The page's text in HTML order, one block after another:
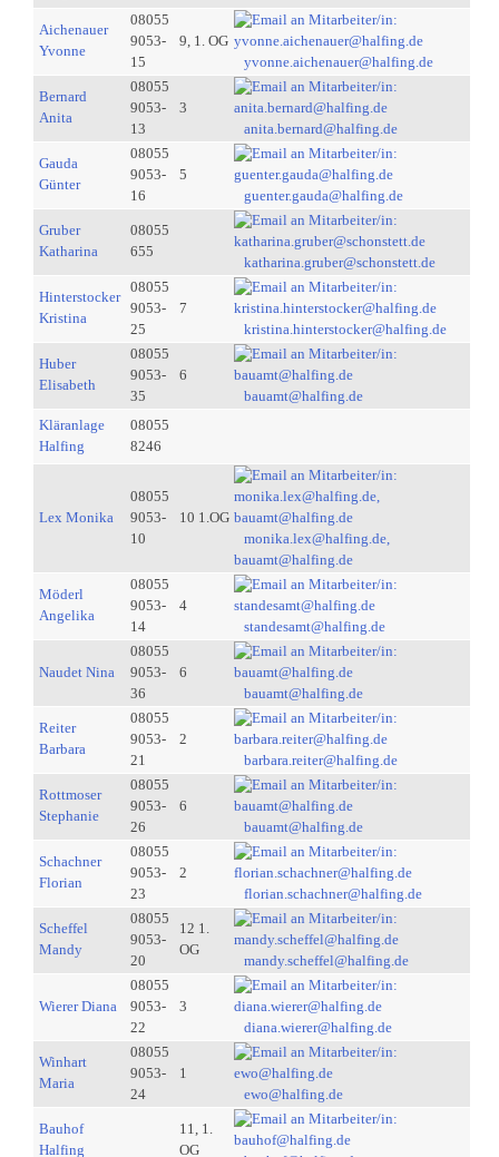
Aichenauer
Yvonne
08055
9053-
15
9, 1. OG
yvonne.aichenauer@halfing.de
Bernard
Anita
08055
9053-
13
3
anita.bernard@halfing.de
Gauda
Günter
08055
9053-
16
5
guenter.gauda@halfing.de
Gruber
Katharina
08055
655
katharina.gruber@schonstett.de
Hinterstocker
Kristina
08055
9053-
25
7
kristina.hinterstocker@halfing.de
Huber
Elisabeth
08055
9053-
35
6
bauamt@halfing.de
Kläranlage
Halfing
08055
8246
Lex Monika
08055
9053-
10
10 1.OG
monika.lex@halfing.de,
bauamt@halfing.de
Möderl
Angelika
08055
9053-
14
4
standesamt@halfing.de
Naudet Nina
08055
9053-
36
6
bauamt@halfing.de
Reiter
Barbara
08055
9053-
21
2
barbara.reiter@halfing.de
Rottmoser
Stephanie
08055
9053-
26
6
bauamt@halfing.de
Schachner
Florian
08055
9053-
23
2
florian.schachner@halfing.de
Scheffel
Mandy
08055
9053-
20
12 1.
OG
mandy.scheffel@halfing.de
Wierer Diana
08055
9053-
22
3
diana.wierer@halfing.de
Winhart
Maria
08055
9053-
24
1
ewo@halfing.de
Bauhof
Halfing
11, 1.
OG